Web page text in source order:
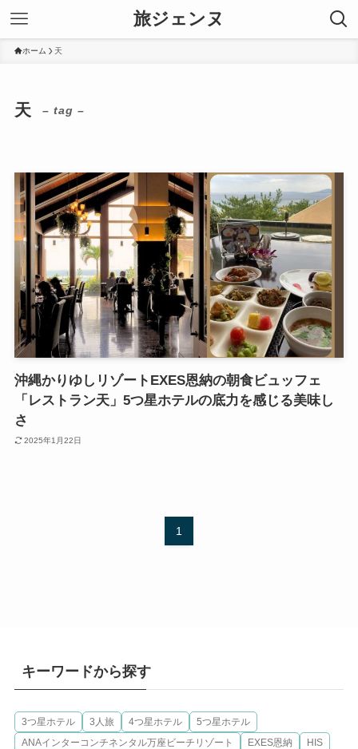
旅ジェンヌ
ホーム 天
天 – tag –
沖縄かりゆしリゾートEXES恩納の朝食ビュッフェ
「レストラン天」5つ星ホテルの底力を感じる美味し
さ
2025年1月22日
1
キーワードから探す
3つ星ホテル 3人旅 4つ星ホテル
5つ星ホテル
ANAインターコンチネンタル万座ビーチリゾート
EXES恩納
HIS